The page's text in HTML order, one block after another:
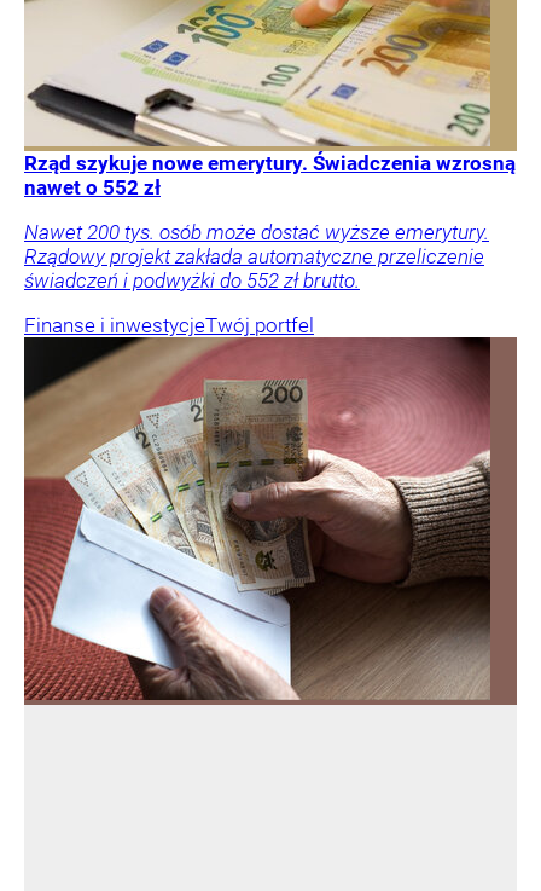
Rząd szykuje nowe emerytury. Świadczenia wzrosną
nawet o 552 zł
Nawet 200 tys. osób może dostać wyższe emerytury.
Rządowy projekt zakłada automatyczne przeliczenie
świadczeń i podwyżki do 552 zł brutto.
Finanse i inwestycjeTwój portfel